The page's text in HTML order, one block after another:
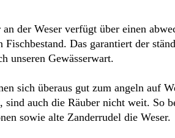
an der Weser verfügt über einen
Fischbestand. Das garantiert der
unseren Gewässerwart.
sich überaus gut zum angeln auf
sind auch die Räuber nicht weit. So
sowie alte Zanderrudel die Weser.